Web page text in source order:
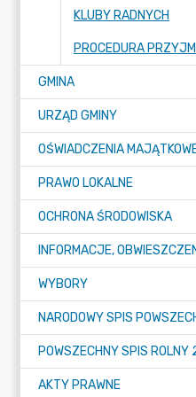
KLUBY RADNYCH
GMINA
URZĄD GMINY
OŚWIADCZENIA
PRAWO LOKALNE
OCHRONA ŚRODOWISKA
INFORMACJE,
WYBORY
POWSZECHNY SPIS
AKTY PRAWNE